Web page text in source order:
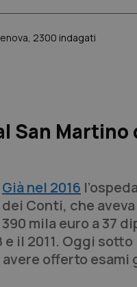
2300 indagati
San Martino
Già nel 2016
dei Conti, che
390 mila euro a 37
il 2011. Oggi
offerto esami